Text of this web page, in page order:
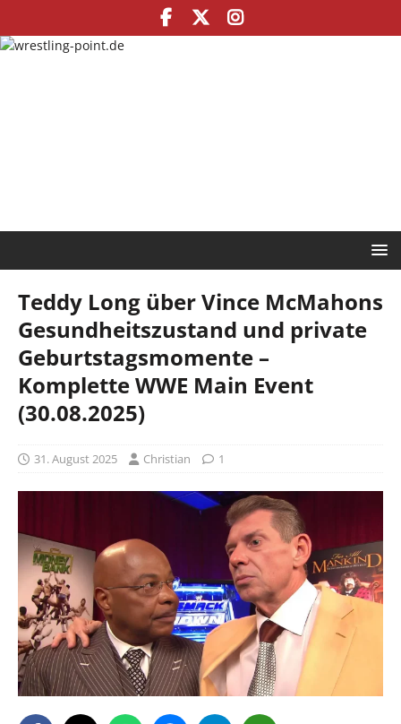
Teddy Long über Vince McMahons
Gesundheitszustand und private
Geburtstagsmomente –
Komplette WWE Main Event
(30.08.2025)
31. August 2025 Christian 1